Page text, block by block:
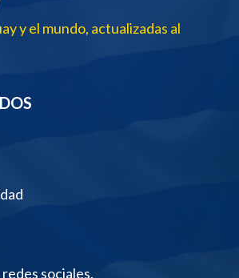
y el mundo, actualizadas al
sociales.